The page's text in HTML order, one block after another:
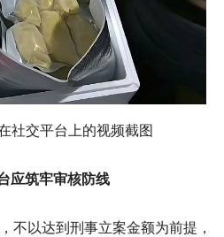
社交平台上的视频截图
应筑牢审核防线
以达到刑事立案金额为前提，